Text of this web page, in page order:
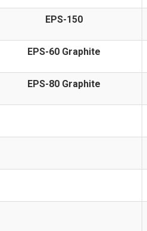
EPS-150
EPS-60 Graphite
EPS-80 Graphite